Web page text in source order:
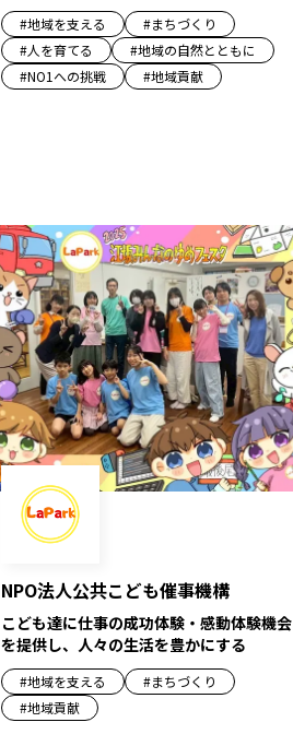
#地域を支える #まちづくり
#人を育てる #地域の自然とともに
#NO1への挑戦 #地域貢献
NPO法人公共こども催事機構
こども達に仕事の成功体験・感動体験機会
を提供し、人々の生活を豊かにする
#地域を支える #まちづくり
#地域貢献